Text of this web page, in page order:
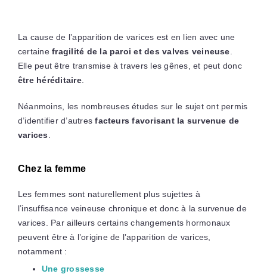
La cause de l’apparition de varices est en lien avec une
certainefragilité de la paroi et des valves veineuse
Elle peut être transmise à travers les gênes, et peut donc
être héréditaire.
Néanmoins, les nombreuses études sur le sujet ont permis
d’identifier d’autresfacteurs favorisant la survenue de
varices
Chez la femme
Les femmes sont naturellement plus sujettes à
l’insuffisance veineuse chronique et donc à la survenue de
varices. Par ailleurs certains changements hormonaux
peuvent être à l’origine de l’apparition de varices,
notamment :
Une grossesse